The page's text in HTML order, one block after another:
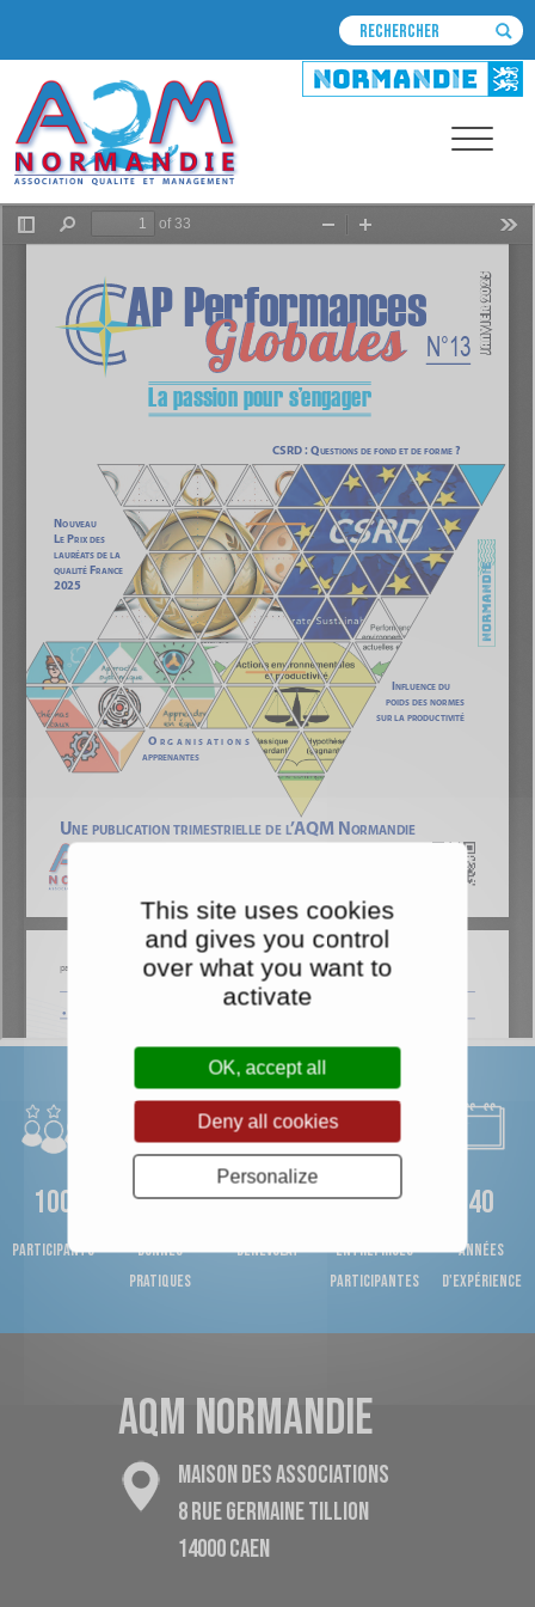
100
Participants
500
bonnes
pratiques
2000h
bénévolat
100
entreprises
participantes
40
années
d'expérience
AQM NORMANDIE
MAISON DES ASSOCIATIONS
8 RUE GERMAINE TILLION
14000 CAEN
This site uses cookies
and gives you control
over what you want to
activate
OK, accept all
Deny all cookies
Personalize